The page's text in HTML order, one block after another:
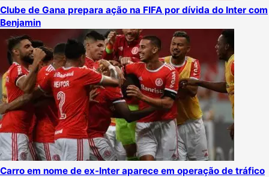
Clube de Gana prepara ação na FIFA por dívida do Inter com
Benjamin
Carro em nome de ex-Inter aparece em operação de tráfico